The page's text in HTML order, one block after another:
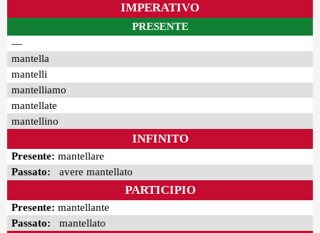
IMPERATIVO
PRESENTE
—
mantella
mantelli
mantelliamo
mantellate
mantellino
INFINITO
Presente: mantellare
Passato: avere mantellato
PARTICIPIO
Presente: mantellante
Passato: mantellato